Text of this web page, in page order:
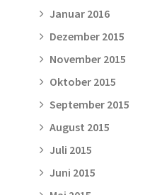
Januar 2016
Dezember 2015
November 2015
Oktober 2015
September 2015
August 2015
Juli 2015
Juni 2015